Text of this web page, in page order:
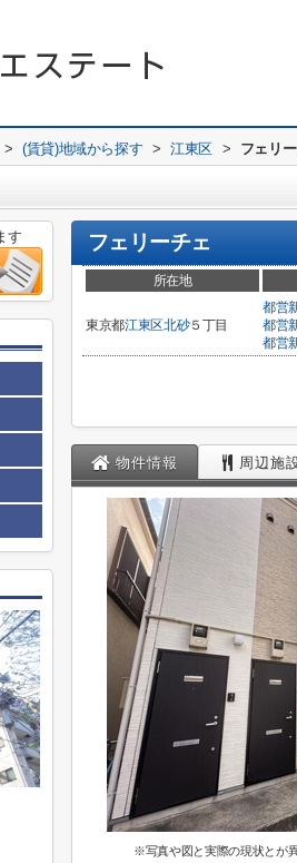
> (賃貸)地域から探す > 江東区 > フェリ
フェリーチェ
所在地
東京都江東区北砂５丁目
都営
都営
都営
物件情報 周辺施
※写真や図と実際の現状とが
す